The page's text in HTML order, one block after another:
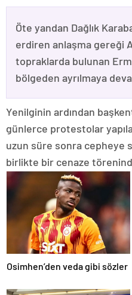
Öte yandan Dağlık
erdiren anlaşma gereği
topraklarda bulunan
bölgeden ayrılmaya
Yenilginin ardından
günlerce protestolar
uzun süre sonra cepheye
birlikte bir cenaze
Osimhen’den veda gibi sözler